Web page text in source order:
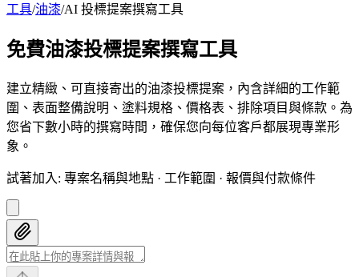
工具/油漆/AI 投標提案撰寫工具
免費油漆投標提案撰寫工具
建立精緻、可直接寄出的油漆投標提案，內含詳細的工作範
圍、表面整備說明、塗料規格、價格表、排除項目與條款。為
您省下數小時的撰寫時間，確保您向每位客戶都展現專業形
象。
試著加入 : 專案名稱與地點 · 工作範圍 · 報價與付款條件